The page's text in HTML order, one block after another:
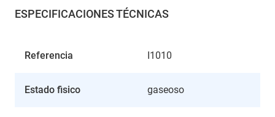
ESPECIFICACIONES TÉCNICAS
Referencia I1010
Estado fisico gaseoso